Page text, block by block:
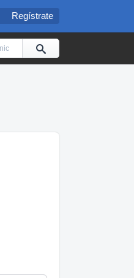
Regístrate